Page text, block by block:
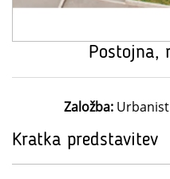
Postojna,
Založba:
Kratka predstavitev